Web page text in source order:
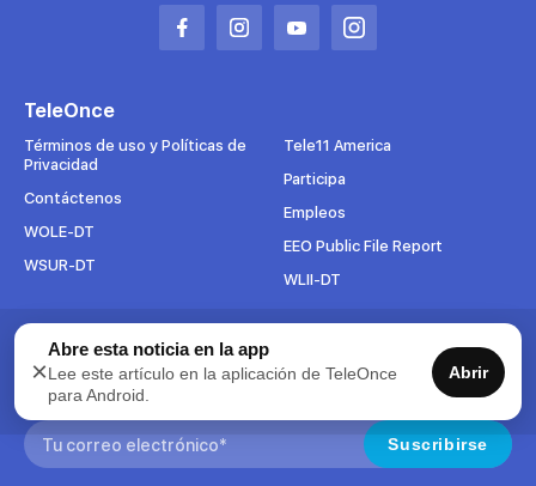
Abrir
pestaña
Abrir
pestaña
Abrir
pestaña
Abrir
pestaña
TeleOnce
Términos de uso y Políticas de
Privacidad
Contáctenos
WOLE-DT
WSUR-DT
Tele11 America
Participa
Empleos
EEO Public File Report
WLII-DT
Suscríbete al boletín
Para mantenerse al tanto de todo lo que pasa en TeleOnce,
suscríbase ahora a nuestros boletines.
Search: Suscribirse
×
Abre esta noticia en la app
Lee este artículo en la aplicación de TeleOnce
para Android.
Abrir